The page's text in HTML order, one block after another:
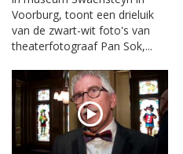
Voorburg, toont een drieluik
van de zwart-wit foto's van
theaterfotograaf Pan Sok,...